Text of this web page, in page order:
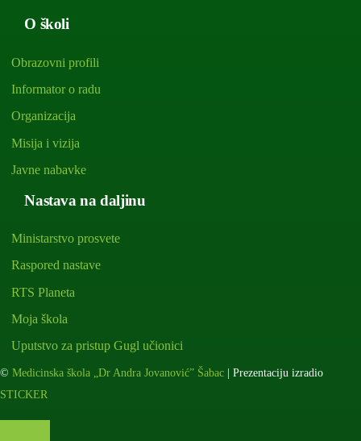
O školi
Obrazovni profili
Informator o radu
Organizacija
Misija i vizija
Javne nabavke
Nastava na daljinu
Ministarstvo prosvete
Raspored nastave
RTS Planeta
Moja škola
Uputstvo za pristup Gugl učionici
© Medicinska škola „Dr Andra Jovanović” Šabac | Prezentaciju izradio
STICKER